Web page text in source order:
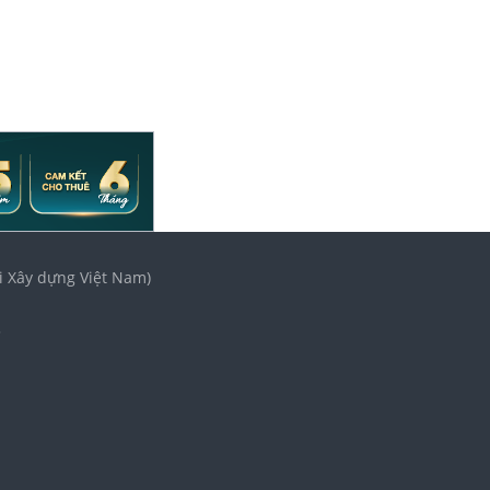
dựng Việt Nam)